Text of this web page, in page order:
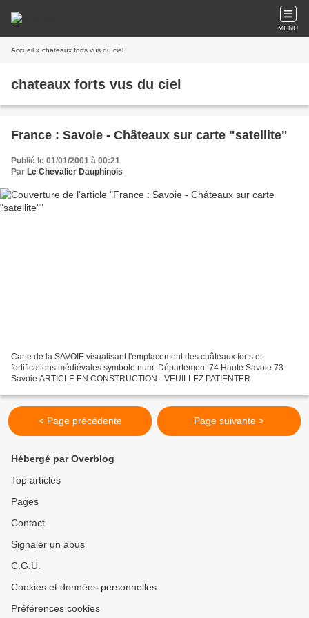
MENU
Accueil » chateaux forts vus du ciel
chateaux forts vus du ciel
France : Savoie - Châteaux sur carte "satellite"
Publié le 01/01/2001 à 00:21
Par Le Chevalier Dauphinois
Carte de la SAVOIE visualisant l'emplacement des châteaux forts et
fortifications médiévales symbole num. Département 74 Haute Savoie 73
Savoie ARTICLE EN CONSTRUCTION - VEUILLEZ PATIENTER
< Page précédente Page suivante >
Hébergé par Overblog
Top articles
Pages
Contact
Signaler un abus
C.G.U.
Cookies et données personnelles
Préférences cookies